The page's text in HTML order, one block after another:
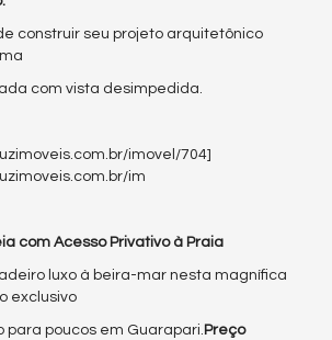
construir seu projeto arquitetônico
com vista desimpedida.
imovel/704]
im
com Acesso Privativo à Praia
luxo à beira-mar nesta magnífica
exclusivo
para poucos em Guarapari. Preço